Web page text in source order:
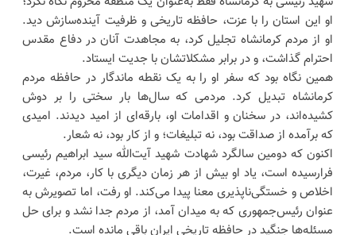
او این استان را با عزت، حافظه تاریخی و ظرفیت آینده‌سازش دید.
او از مردم کرمانشاه تجلیل کرد، به مجاهدت آنان در دفاع مقدس
احترام گذاشت، و در برابر مشکلاتشان با جدیت ایستاد.
همین نگاه بود که سفر او را به یک نقطه‌ ماندگار در حافظه مردم
کرمانشاه تبدیل کرد. مردمی که سال‌ها بار سختی را بر دوش
کشیده‌اند، در سخنان و اقدامات او، بارقه‌ای از امید دیدند. امیدی
که برآمده از صداقت بود، نه تبلیغات؛ و از کار بود، نه شعار.
اکنون که دومین سالگرد شهادت شهید آیت‌الله سید ابراهیم رئیسی
فرارسیده است، یاد او بیش از هر زمان دیگری با کار، مردم، غیرت،
اخلاص و خستگی‌ناپذیری معنا پیدا می‌کند. او رفت، اما تصویرش به
عنوان رئیس‌جمهوری که به میدان آمد، از مردم جدا نشد و برای حل
مسئله‌ها جنگید در حافظه تاریخی ایران باقی مانده است.